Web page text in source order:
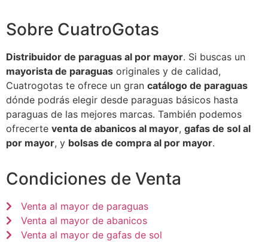
Sobre CuatroGotas
Distribuidor de paraguas al por mayor. Si buscas un
mayorista de paraguas originales y de calidad,
Cuatrogotas te ofrece un gran catálogo de paraguas
dónde podrás elegir desde paraguas básicos hasta
paraguas de las mejores marcas. También podemos
ofrecerte venta de abanicos al mayor, gafas de sol al
por mayor, y bolsas de compra al por mayor.
Condiciones de Venta
Venta al mayor de paraguas
Venta al mayor de abanicos
Venta al mayor de gafas de sol